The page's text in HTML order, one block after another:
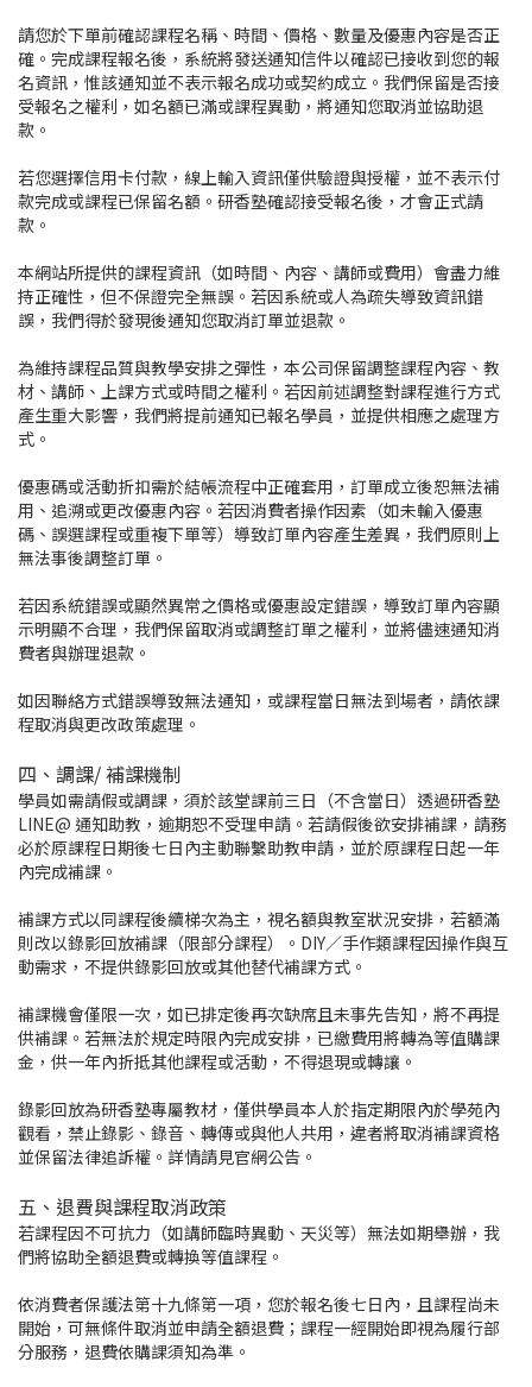
請您於下單前確認課程名稱、時間、價格、數量及優惠內容是否正
確。完成課程報名後，系統將發送通知信件以確認已接收到您的報
名資訊，惟該通知並不表示報名成功或契約成立。我們保留是否接
受報名之權利，如名額已滿或課程異動，將通知您取消並協助退
款。
若您選擇信用卡付款，線上輸入資訊僅供驗證與授權，並不表示付
款完成或課程已保留名額。研香塾確認接受報名後，才會正式請
款。
本網站所提供的課程資訊（如時間、內容、講師或費用）會盡力維
持正確性，但不保證完全無誤。若因系統或人為疏失導致資訊錯
誤，我們得於發現後通知您取消訂單並退款。
為維持課程品質與教學安排之彈性，本公司保留調整課程內容、教
材、講師、上課方式或時間之權利。若因前述調整對課程進行方式
產生重大影響，我們將提前通知已報名學員，並提供相應之處理方
式。
優惠碼或活動折扣需於結帳流程中正確套用，訂單成立後恕無法補
用、追溯或更改優惠內容。若因消費者操作因素（如未輸入優惠
碼、誤選課程或重複下單等）導致訂單內容產生差異，我們原則上
無法事後調整訂單。
若因系統錯誤或顯然異常之價格或優惠設定錯誤，導致訂單內容顯
示明顯不合理，我們保留取消或調整訂單之權利，並將儘速通知消
費者與辦理退款。
如因聯絡方式錯誤導致無法通知，或課程當日無法到場者，請依課
程取消與更改政策處理。
四、調課/ 補課機制
學員如需請假或調課，須於該堂課前三日（不含當日）透過研香塾
LINE@ 通知助教，逾期恕不受理申請。若請假後欲安排補課，請務
必於原課程日期後七日內主動聯繫助教申請，並於原課程日起一年
內完成補課。
補課方式以同課程後續梯次為主，視名額與教室狀況安排，若額滿
則改以錄影回放補課（限部分課程）。DIY／手作類課程因操作與互
動需求，不提供錄影回放或其他替代補課方式。
補課機會僅限一次，如已排定後再次缺席且未事先告知，將不再提
供補課。若無法於規定時限內完成安排，已繳費用將轉為等值購課
金，供一年內折抵其他課程或活動，不得退現或轉讓。
錄影回放為研香塾專屬教材，僅供學員本人於指定期限內於學苑內
觀看，禁止錄影、錄音、轉傳或與他人共用，違者將取消補課資格
並保留法律追訴權。詳情請見官網公告。
五、退費與課程取消政策
若課程因不可抗力（如講師臨時異動、天災等）無法如期舉辦，我
們將協助全額退費或轉換等值課程。
依消費者保護法第十九條第一項，您於報名後七日內，且課程尚未
開始，可無條件取消並申請全額退費；課程一經開始即視為履行部
分服務，退費依購課須知為準。